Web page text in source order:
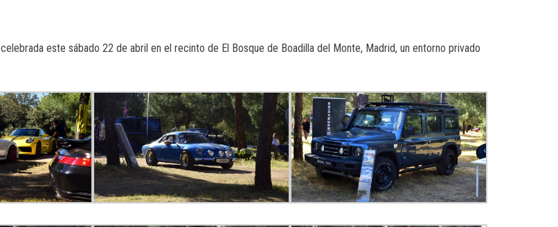
celebrada este sábado 22 de abril en el recinto de El Bosque de Boadilla del Monte, Madrid, un entorno privado